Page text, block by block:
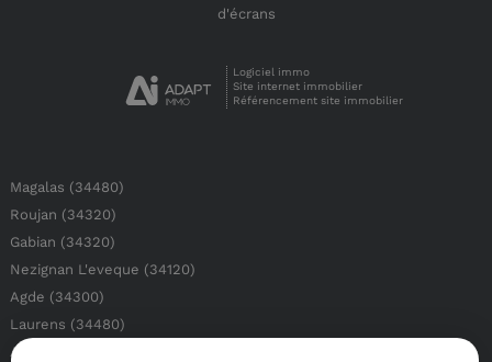
d'écrans
Logiciel immo
Site internet immobilier
Référencement site immobilier
Magalas (34480)
Roujan (34320)
Gabian (34320)
Nezignan L'eveque (34120)
Agde (34300)
Laurens (34480)
Alignan Du Vent (34290)